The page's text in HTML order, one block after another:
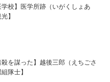
学校】医学所跡（いがくしょあ
】
殺を謀った】越後三郎（えちごさ
隊士】